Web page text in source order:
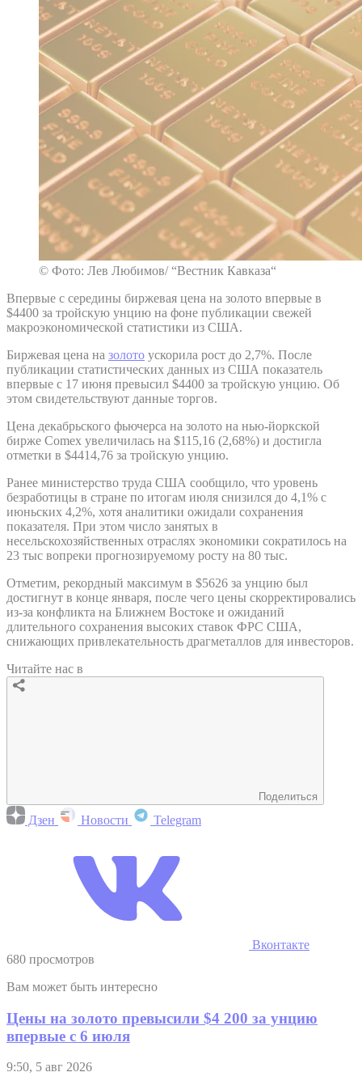
© Фото: Лев Любимов/ “Вестник Кавказа“
Впервые с середины биржевая цена на золото впервые в
$4400 за тройскую унцию на фоне публикации свежей
макроэкономической статистики из США.
Биржевая цена на золото ускорила рост до 2,7%. После
публикации статистических данных из США показатель
впервые с 17 июня превысил $4400 за тройскую унцию. Об
этом свидетельствуют данные торгов.
Цена декабрьского фьючерса на золото на нью-йоркской
бирже Comex увеличилась на $115,16 (2,68%) и достигла
отметки в $4414,76 за тройскую унцию.
Ранее министерство труда США сообщило, что уровень
безработицы в стране по итогам июля снизился до 4,1% с
июньских 4,2%, хотя аналитики ожидали сохранения
показателя. При этом число занятых в
несельскохозяйственных отраслях экономики сократилось на
23 тыс вопреки прогнозируемому росту на 80 тыс.
Отметим, рекордный максимум в $5626 за унцию был
достигнут в конце января, после чего цены скорректировались
из-за конфликта на Ближнем Востоке и ожиданий
длительного сохранения высоких ставок ФРС США,
снижающих привлекательность драгметаллов для инвесторов.
Читайте нас в
Поделиться
Дзен Новости Telegram
Вконтакте
680 просмотров
Вам может быть интересно
Цены на золото превысили $4 200 за унцию
впервые с 6 июля
9:50, 5 авг 2026